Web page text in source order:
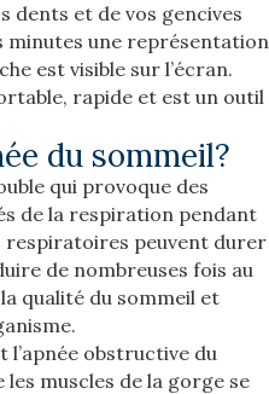
dents et de vos gencives
minutes une représentation
est visible sur l’écran.
rapide et est un outil
du sommeil?
qui provoque des
de la respiration pendant
respiratoires peuvent durer
de nombreuses fois au
qualité du sommeil et
l’apnée obstructive du
muscles de la gorge se